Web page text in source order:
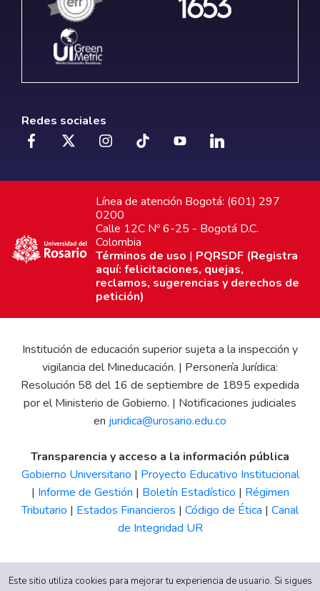
Redes sociales
Línea de atención Bogotá: (601) 297
0200
Calle 12C Nº 6-25 - Bogotá D.C.
Colombia
Términos de uso | PQRSDF (Registra
aquí: felicitaciones, quejas,
reclamos, sugerencias y derechos de
petición)
Institución de educación superior sujeta a la inspección y
vigilancia del Mineducación. | Personería Jurídica:
Resolución 58 del 16 de septiembre de 1895 expedida
por el Ministerio de Gobierno. | Notificaciones judiciales
en juridica@urosario.edu.co
Transparencia y acceso a la información pública
Gobierno Universitario | Proyecto Educativo Institucional
| Informe de Gestión | Boletín Estadístico | Régimen
Tributario | Estados Financieros | Código de Ética | Canal
de Integridad UR
Este sitio utiliza cookies para mejorar tu experiencia de usuario. Si sigues